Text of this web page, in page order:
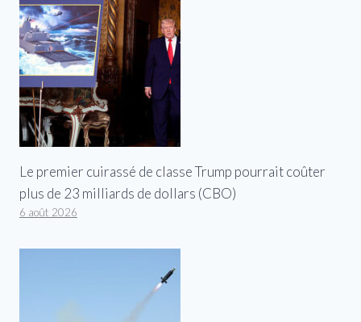
Le premier cuirassé de classe Trump pourrait coûter
plus de 23 milliards de dollars (CBO)
6 août 2026